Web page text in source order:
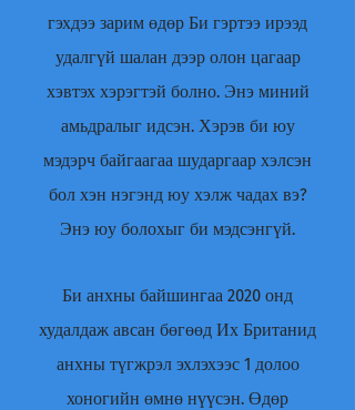
гэхдээ зарим өдөр Би гэртээ ирээд
удалгүй шалан дээр олон цагаар
хэвтэх хэрэгтэй болно. Энэ миний
амьдралыг идсэн. Хэрэв би юу
мэдэрч байгаагаа шударгаар хэлсэн
бол хэн нэгэнд юу хэлж чадах вэ?
Энэ юу болохыг би мэдсэнгүй.
Би анхны байшингаа 2020 онд
худалдаж авсан бөгөөд Их Британид
анхны түгжрэл эхлэхээс 1 долоо
хоногийн өмнө нүүсэн. Өдөр